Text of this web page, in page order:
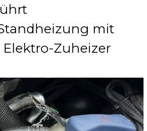
mit
Zuheizer